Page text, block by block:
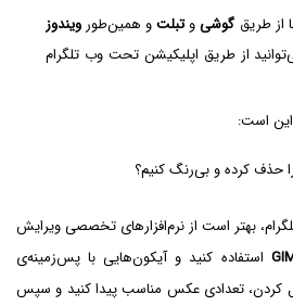
از طریقگوشیوتبلتو همین‌طور ویندوز
از طریق اپلیکیشن تحت وب تلگرام
است:
کرده و بی‌رنگ کنیم؟
بهتر است از نرم‌افزارهای تخصصی ویرایش
استفاده کنید و آیکون‌هایی با پس‌زمینه‌ی
کردن، تعدادی عکس مناسب پیدا کنید و سپس